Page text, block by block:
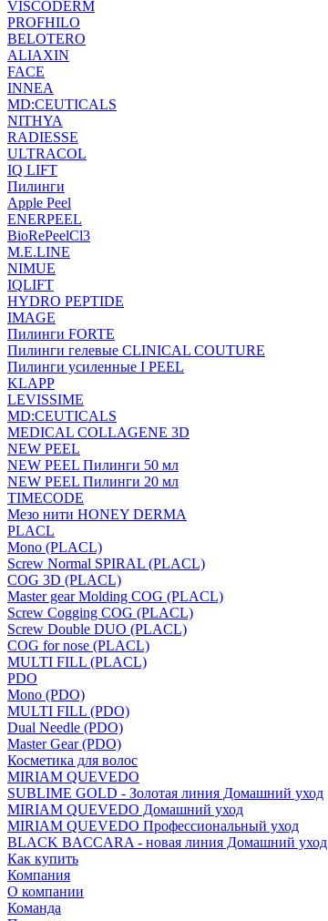
VISCODERM
PROFHILO
BELOTERO
ALIAXIN
FACE
INNEA
MD:CEUTICALS
NITHYA
RADIESSE
ULTRACOL
IQ LIFT
Пилинги
Apple Peel
ENERPEEL
BioRePeelCl3
M.E.LINE
NIMUE
IQLIFT
HYDRO PEPTIDE
IMAGE
Пилинги FORTE
Пилинги гелевые CLINICAL COUTURE
Пилинги усиленные I PEEL
KLAPP
LEVISSIME
MD:CEUTICALS
MEDICAL COLLAGENE 3D
NEW PEEL
NEW PEEL Пилинги 50 мл
NEW PEEL Пилинги 20 мл
TIMECODE
Мезо нити HONEY DERMA
PLACL
Mono (PLACL)
Screw Normal SPIRAL (PLACL)
COG 3D (PLACL)
Master gear Molding COG (PLACL)
Screw Cogging COG (PLACL)
Screw Double DUO (PLACL)
COG for nose (PLACL)
MULTI FILL (PLACL)
PDO
Mono (PDO)
MULTI FILL (PDO)
Dual Needle (PDO)
Master Gear (PDO)
Косметика для волос
MIRIAM QUEVEDO
SUBLIME GOLD - Золотая линия Домашний уход
MIRIAM QUEVEDO Домашний уход
MIRIAM QUEVEDO Профессиональный уход
BLACK BACCARA - новая линия Домашний уход
Как купить
Компания
О компании
Команда